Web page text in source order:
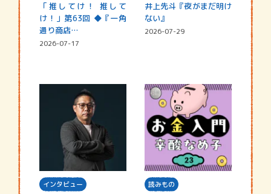
「推してけ！ 推して
け！」第63回 ◆『一角
通り商店…
2026-07-17
井上先斗『夜がまだ明け
ない』
2026-07-29
インタビュー 読みもの